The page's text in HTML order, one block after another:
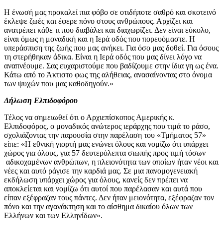
Η ένωσή μας προκαλεί πια φόβο σε οτιδήποτε σαθρό και σκοτεινό
έκλεψε ζωές και έφερε πόνο στους ανθρώπους. Αρχίζει και
ανατρέπει κάθε τι που διαβάλει και διαχωρίζει. Δεν είναι εύκολο,
είναι όμως η μοναδική και η Ιερά οδός που πορευόμαστε. Η
υπεράσπιση της ζωής που μας ανήκει. Για όσο μας δοθεί. Για όσους
τη στερήθηκαν άδικα. Είναι η Ιερά οδός που μας δίνει λόγο να
αναπνέουμε. Σας ευχαριστούμε που βαδίζουμε στην ίδια γη ως ένα.
Κάτω από το Άκτιστο φως της αλήθειας, ανασαίνοντας στο όνομα
των ψυχών που μας καθοδηγούν.»
Δήλωση Ελπιδοφόρου
Τέλος να σημειωθεί ότι ο Αρχιεπίσκοπος Αμερικής κ.
Ελπιδοφόρος, ο μοναδικός ανώτερος ιεράρχης που τιμά το ράσο,
σχολιάζοντας την παρουσία στην παρέλαση του «Τμήματος 57»
είπε: «Η εθνική γιορτή μας ενώνει όλους και νομίζω ότι υπάρχει
χώρος για όλους, για 57 δευτερόλεπτα σιωπής προς τιμή τόσων
αδικοχαμένων ανθρώπων, η πλειονότητα των οποίων ήταν νέοι και
νέες και αυτό ράγισε την καρδιά μας. Σε μια πανομογενειακή
εκδήλωση υπάρχει χώρος για όλους, κανείς δεν πρέπει να
αποκλείεται και νομίζω ότι αυτοί που παρέλασαν και αυτά που
είπαν εξέφραζαν τους πάντες. Δεν ήταν μειονότητα, εξέφραζαν τον
πόνο και την αγανάκτηση και το αίσθημα δικαίου όλων των
Ελλήνων και των Ελληνίδων».